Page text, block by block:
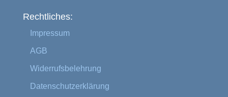
Rechtliches:
Impressum
AGB
Widerrufsbelehrung
Datenschutzerklärung